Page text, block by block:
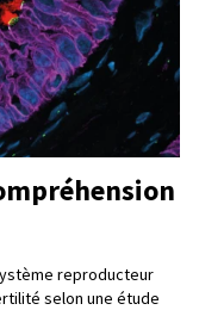
reproducteur
selon une étude